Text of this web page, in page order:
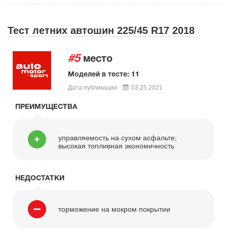
Тест летних автошин 225/45 R17 2018
#5 место
Моделей в тесте: 11
Дата публикации: 03.25.2021
ПРЕИМУЩЕСТВА
управляемость на сухом асфальте;
высокая топливная экономичность
НЕДОСТАТКИ
торможение на мокром покрытии